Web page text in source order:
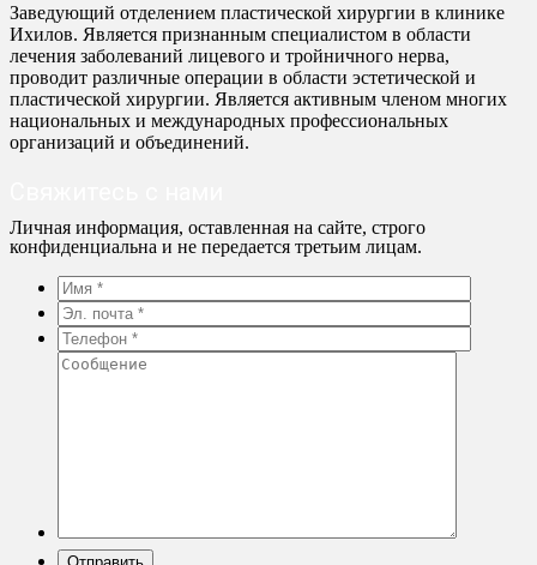
Заведующий отделением пластической хирургии в клинике
Ихилов. Является признанным специалистом в области
лечения заболеваний лицевого и тройничного нерва,
проводит различные операции в области эстетической и
пластической хирургии. Является активным членом многих
национальных и международных профессиональных
организаций и объединений.
Личная информация, оставленная на сайте, строго
конфиденциальна и не передается третьим лицам.